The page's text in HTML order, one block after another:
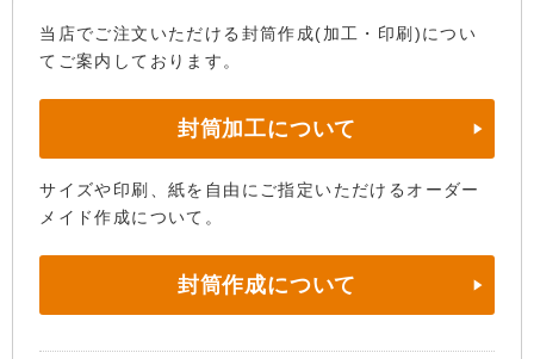
当店でご注文いただける封筒作成(加工・印刷)につい
てご案内しております。
封筒加工について
サイズや印刷、紙を自由にご指定いただけるオーダー
メイド作成について。
封筒作成について